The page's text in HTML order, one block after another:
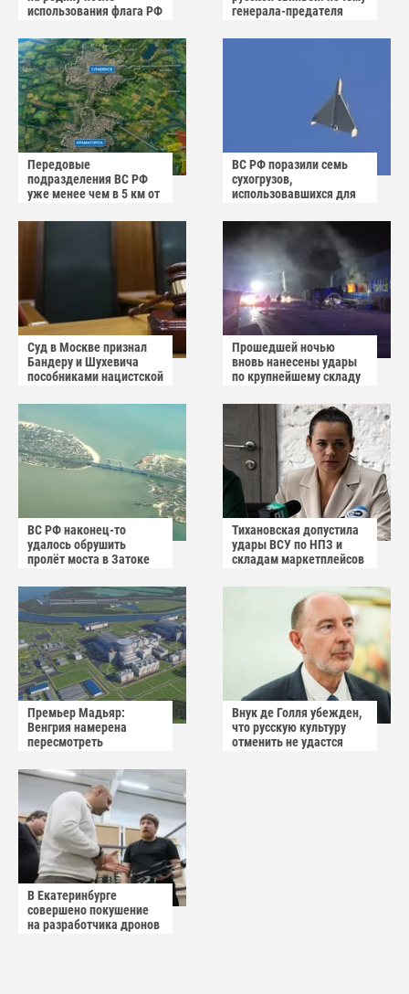
использования флага РФ
генерала-предателя
публичного суда
Передовые
подразделения ВС РФ
уже менее чем в 5 км от
Славянска
ВС РФ поразили семь
сухогрузов,
использовавшихся для
Суд в Москве признал
Бандеру и Шухевича
пособниками нацистской
Прошедшей ночью
вновь нанесены удары
по крупнейшему складу
маркетплейса Rozetka
ВС РФ наконец-то
удалось обрушить
пролёт моста в Затоке
Тихановская допустила
удары ВСУ по НПЗ и
складам маркетплейсов
Премьер Мадьяр:
Венгрия намерена
пересмотреть
АЭС "Пакш-2"
Внук де Голля убежден,
что русскую культуру
отменить не удастся
В Екатеринбурге
совершено покушение
на разработчика дронов